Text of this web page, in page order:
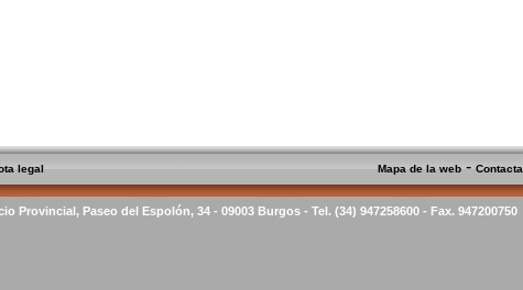
legal Mapa de la web -Contacta
Provincial, Paseo del Espolón, 34 - 09003 Burgos - Tel. (34) 947258600 - Fax. 947200750